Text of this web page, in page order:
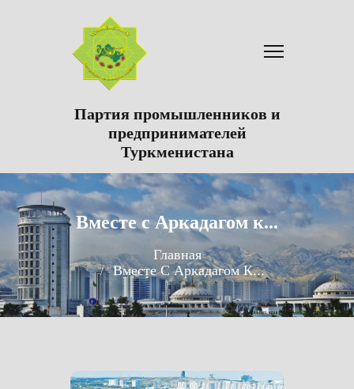
Партия промышленников и
предпринимателей
Туркменистана
Вместе с Аркадагом к...
Главная
Вместе С Аркадагом К...